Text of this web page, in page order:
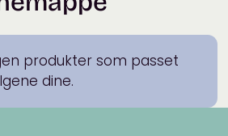
produkter som passet
dine.